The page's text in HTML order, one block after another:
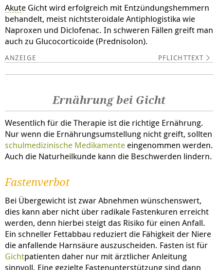
Akute Gicht wird erfolgreich mit Entzündungshemmern
behandelt, meist nichtsteroidale Antiphlogistika wie
Naproxen und Diclofenac. In schweren Fällen greift man
auch zu Glucocorticoide (Prednisolon).
PFLICHTTEXT
Ernährung bei Gicht
Wesentlich für die Therapie ist die richtige Ernährung.
Nur wenn die Ernährungsumstellung nicht greift, sollten
schulmedizinische Medikamente eingenommen werden.
Auch die Naturheilkunde kann die Beschwerden lindern.
Fastenverbot
Bei Übergewicht ist zwar Abnehmen wünschenswert,
dies kann aber nicht über radikale Fastenkuren erreicht
werden, denn hierbei steigt das Risiko für einen Anfall.
Ein schneller Fettabbau reduziert die Fähigkeit der Niere
die anfallende Harnsäure auszuscheiden. Fasten ist für
Gichtpatienten daher nur mit ärztlicher Anleitung
sinnvoll. Eine gezielte Fastenunterstützung sind dann